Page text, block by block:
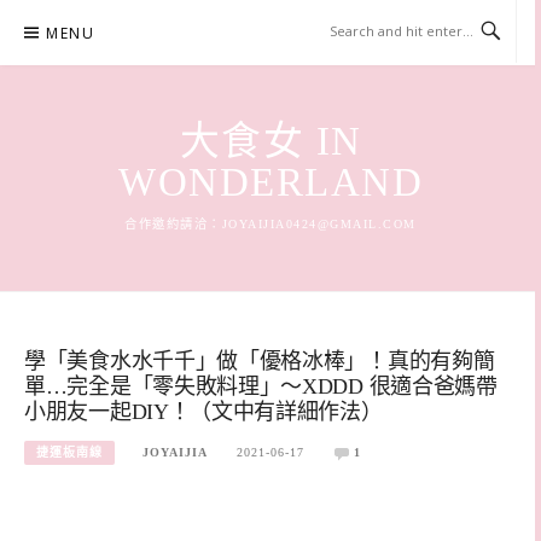
content
MENU
大食女 IN
WONDERLAND
合作邀約請洽： JOYAIJIA0424@GMAIL.COM
學「美食水水千千」做「優格冰棒」！真的有夠簡
單…完全是「零失敗料理」～XDDD 很適合爸媽帶
小朋友一起DIY！（文中有詳細作法）
捷運板南線 JOYAIJIA 2021-06-17 1